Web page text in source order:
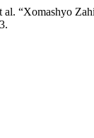
al. “Xomashyo